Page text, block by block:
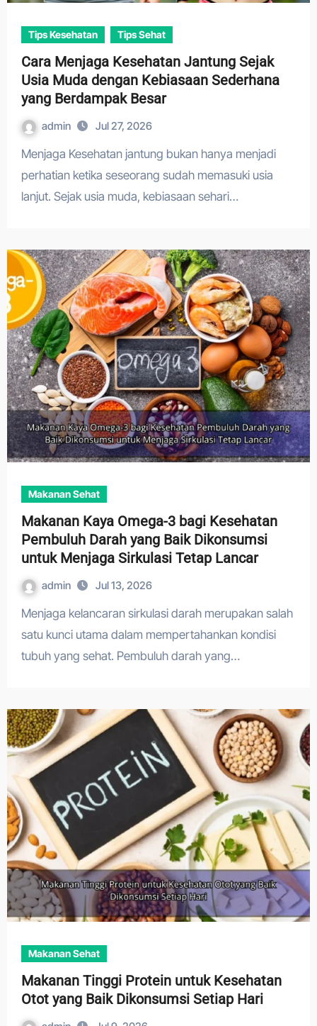
Tips Kesehatan Tips Sehat
Cara Menjaga Kesehatan Jantung Sejak
Usia Muda dengan Kebiasaan Sederhana
yang Berdampak Besar
admin Jul 27, 2026
Menjaga Kesehatan jantung bukan hanya menjadi
perhatian ketika seseorang sudah memasuki usia
lanjut. Sejak usia muda, kebiasaan sehari…
Makanan Sehat
Makanan Kaya Omega-3 bagi Kesehatan
Pembuluh Darah yang Baik Dikonsumsi
untuk Menjaga Sirkulasi Tetap Lancar
admin Jul 13, 2026
Menjaga kelancaran sirkulasi darah merupakan salah
satu kunci utama dalam mempertahankan kondisi
tubuh yang sehat. Pembuluh darah yang…
Makanan Sehat
Makanan Tinggi Protein untuk Kesehatan
Otot yang Baik Dikonsumsi Setiap Hari